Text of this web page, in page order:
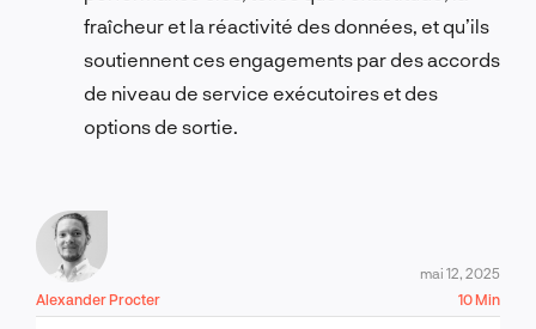
fraîcheur et la réactivité des données, et qu’ils
soutiennent ces engagements par des accords
de niveau de service exécutoires et des
options de sortie.
Alexander Procter
mai 12, 2025
10 Min